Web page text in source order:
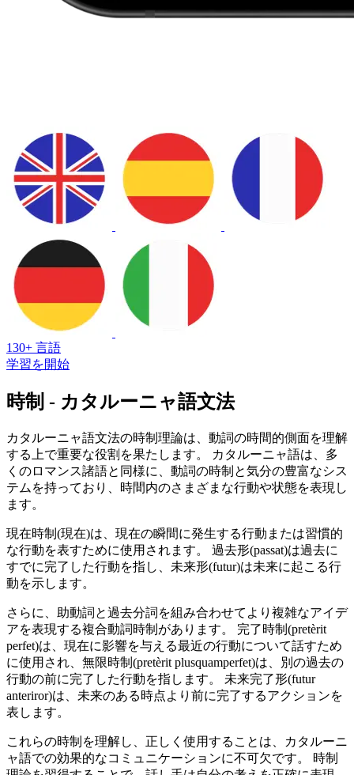
130+ 言語
学習を開始
時制 - カタルーニャ語文法
カタルーニャ語文法の時制理論は、動詞の時間的側面を理解
する上で重要な役割を果たします。 カタルーニャ語は、多
くのロマンス諸語と同様に、動詞の時制と気分の豊富なシス
テムを持っており、時間内のさまざまな行動や状態を表現し
ます。
現在時制(現在)は、現在の瞬間に発生する行動または習慣的
な行動を表すために使用されます。 過去形(passat)は過去に
すでに完了した行動を指し、未来形(futur)は未来に起こる行
動を示します。
さらに、助動詞と過去分詞を組み合わせてより複雑なアイデ
アを表現する複合動詞時制があります。 完了時制(pretèrit
perfet)は、現在に影響を与える最近の行動について話すため
に使用され、無限時制(pretèrit plusquamperfet)は、別の過去の
行動の前に完了した行動を指します。 未来完了形(futur
anteriror)は、未来のある時点より前に完了するアクションを
表します。
これらの時制を理解し、正しく使用することは、カタルーニ
ャ語での効果的なコミュニケーションに不可欠です。 時制